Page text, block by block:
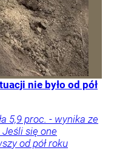
nie było od pół
5,9 proc. - wynika ze
się one
od pół roku